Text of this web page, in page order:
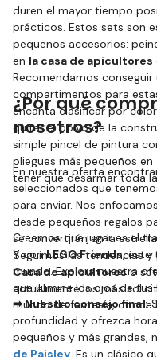
duren el mayor tiempo
prácticos. Estos sets son
pequeños accesorios:
en la casa de apicultores
Recomendamos
compartimentos para
encanta clasificar por
quitar el polvo de la
simple pincel de pintura
pliegues más pequeños en
tener que desarmar toda
¿Por qué
nosotros?
En nuestra oferta
seleccionados que
para enviar. Nos
desde pequeños regalos
se convertirán en la
Seguimos las tendencias
Casa de apicultoreso
actualmente los más
Creemos que jugar es el
Y conLEGO Friends, este
mundo. Explora nuestra
que ilumine los ojos de
mundo de fantasía, donde
➡Nuestro consejo final:
profundidad y ofrezca
pequeños y más grandes,
de Paisley . Es un clásico